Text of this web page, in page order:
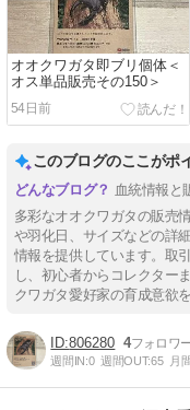
オオクワガタ即ブリ個体＜
オス単品販売その150＞
54日前
このブログのここがポ
血統情報と
多彩なオオクワガタの販売
や羽化日、サイズなどの詳
情報を提供しています。取
し、初心者からコレクター
クワガタ愛好家の育成意欲
806280 4
週間IN:0 週間OUT:65 月